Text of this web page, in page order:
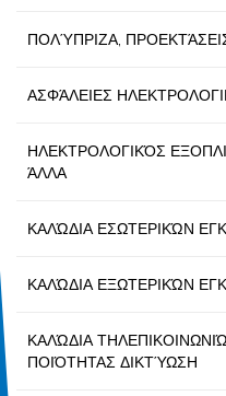
ΠΟΛΎΠΡΙΖΑ,
ΑΣΦΆΛΕΙΕΣ
ΗΛΕΚΤΡΟΛΟΓΙΚΌΣ
ΆΛΛΑ
ΚΑΛΏΔΙΑ ΕΣΩΤΕΡΙΚΏΝ
ΚΑΛΏΔΙΑ ΕΞΩΤΕΡΙΚΏΝ
ΚΑΛΏΔΙΑ
ΠΟΙΌΤΗΤΑΣ ΔΙΚΤΎΩΣΗ